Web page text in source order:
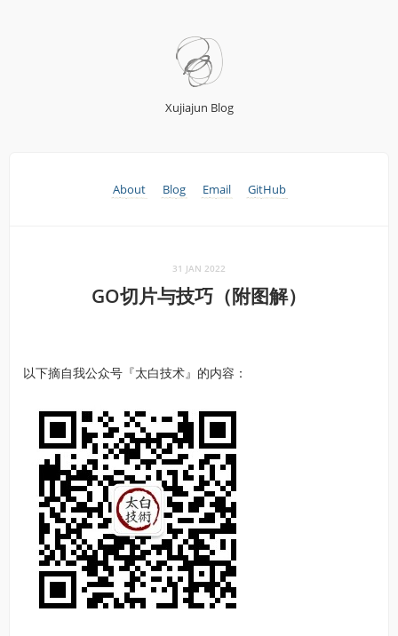
Xujiajun Blog
About Blog Email GitHub
31 JAN 2022
GO切片与技巧（附图解）
以下摘自我公众号『太白技术』的内容：